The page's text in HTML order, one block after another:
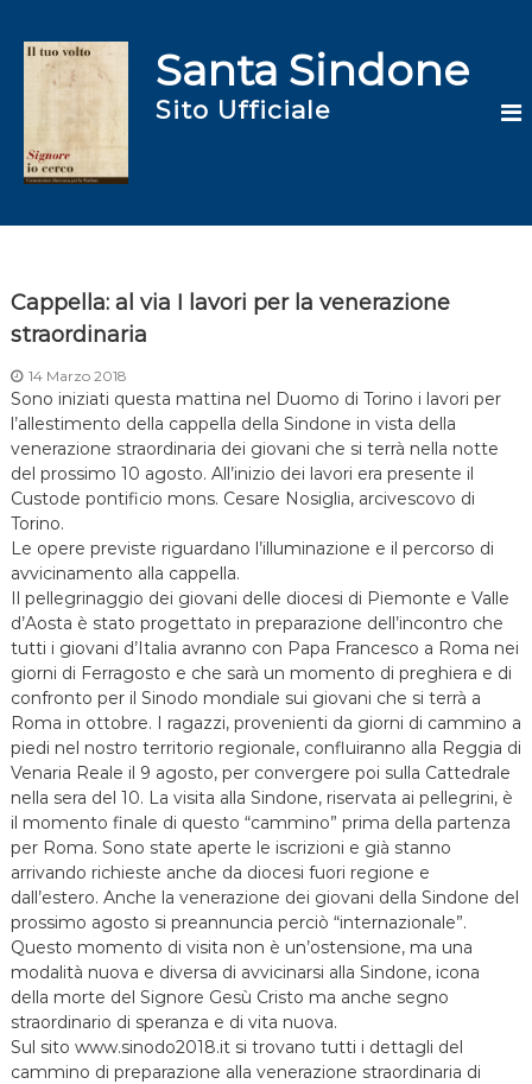
Santa Sindone
Sito Ufficiale
Cappella: al via I lavori per la venerazione
straordinaria
14 Marzo 2018
Sono iniziati questa mattina nel Duomo di Torino i lavori per
l’allestimento della cappella della Sindone in vista della
venerazione straordinaria dei giovani che si terrà nella notte
del prossimo 10 agosto. All’inizio dei lavori era presente il
Custode pontificio mons. Cesare Nosiglia, arcivescovo di
Torino.
Le opere previste riguardano l’illuminazione e il percorso di
avvicinamento alla cappella.
Il pellegrinaggio dei giovani delle diocesi di Piemonte e Valle
d’Aosta è stato progettato in preparazione dell’incontro che
tutti i giovani d’Italia avranno con Papa Francesco a Roma nei
giorni di Ferragosto e che sarà un momento di preghiera e di
confronto per il Sinodo mondiale sui giovani che si terrà a
Roma in ottobre. I ragazzi, provenienti da giorni di cammino a
piedi nel nostro territorio regionale, confluiranno alla Reggia di
Venaria Reale il 9 agosto, per convergere poi sulla Cattedrale
nella sera del 10. La visita alla Sindone, riservata ai pellegrini, è
il momento finale di questo “cammino” prima della partenza
per Roma. Sono state aperte le iscrizioni e già stanno
arrivando richieste anche da diocesi fuori regione e
dall’estero. Anche la venerazione dei giovani della Sindone del
prossimo agosto si preannuncia perciò “internazionale”.
Questo momento di visita non è un’ostensione, ma una
modalità nuova e diversa di avvicinarsi alla Sindone, icona
della morte del Signore Gesù Cristo ma anche segno
straordinario di speranza e di vita nuova.
Sul sito www.sinodo2018.it si trovano tutti i dettagli del
cammino di preparazione alla venerazione straordinaria di